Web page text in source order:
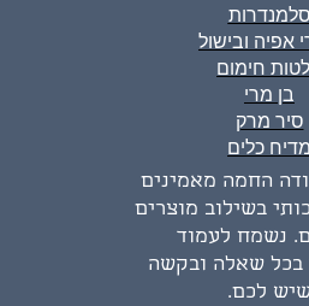
החמה מאמינים
בשילוב מוצרים
נשמח לעמוד
בכל שאלה ובקשה
לכם.
סלמנדרות
אפיה ובישול
חימום
בן מרי
סיר מרק
מדיח כלים